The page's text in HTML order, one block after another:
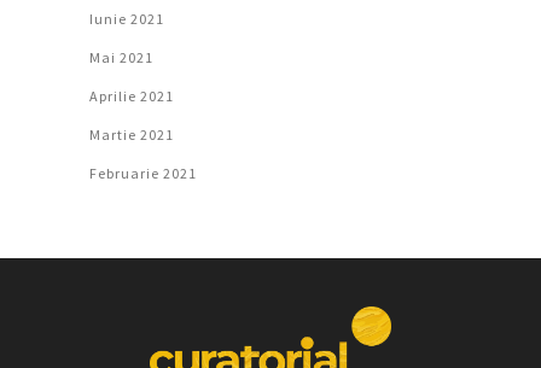
Iunie 2021
Mai 2021
Aprilie 2021
Martie 2021
Februarie 2021